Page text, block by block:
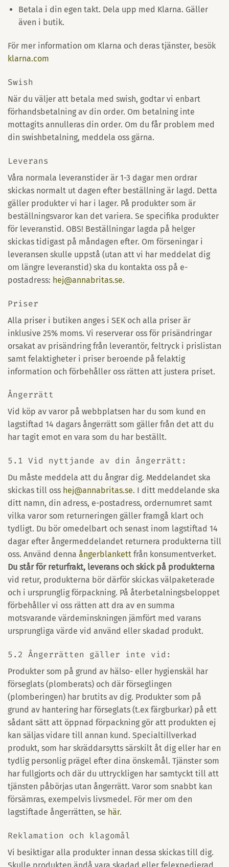
Betala i din egen takt. Dela upp med Klarna. Gäller
även i butik.
För mer information om Klarna och deras tjänster, besök
klarna.com
Swish
När du väljer att betala med swish, godtar vi enbart
förhandsbetalning av din order. Om betalning inte
mottagits annulleras din order. Om du får problem med
din swishbetalning, meddela oss gärna.
Leverans
Våra normala leveranstider är 1-3 dagar men ordrar
skickas normalt ut dagen efter beställning är lagd. Detta
gäller produkter vi har i lager. På produkter som är
beställningsvaror kan det variera. Se specifika produkter
för leveranstid. OBS! Beställningar lagda på helger
skickas tidigast på måndagen efter. Om förseningar i
leveransen skulle uppstå (utan att vi har meddelat dig
om längre leveranstid) ska du kontakta oss på e-
postadress: hej@annabritas.se.
Priser
Alla priser i butiken anges i SEK och alla priser är
inklusive 25% moms. Vi reserverar oss för prisändringar
orsakat av prisändring från leverantör, feltryck i prislistan
samt felaktigheter i priser beroende på felaktig
information och förbehåller oss rätten att justera priset.
Ångerrätt
Vid köp av varor på webbplatsen har du som kund en
lagstiftad 14 dagars ångerrätt som gäller från det att du
har tagit emot en vara som du har beställt.
5.1 Vid nyttjande av din ångerrätt:
Du måste meddela att du ångrar dig. Meddelandet ska
skickas till oss hej@annabritas.se. I ditt meddelande ska
ditt namn, din adress, e-postadress, ordernumret samt
vilka varor som returneringen gäller framgå klart och
tydligt. Du bör omedelbart och senast inom lagstiftad 14
dagar efter ångermeddelandet returnera produkterna till
oss. Använd denna ångerblankett från konsumentverket.
Du står för returfrakt, leverans och skick på produkterna
vid retur, produkterna bör därför skickas välpaketerade
och i ursprunglig förpackning. På återbetalningsbeloppet
förbehåller vi oss rätten att dra av en summa
motsvarande värdeminskningen jämfört med varans
ursprungliga värde vid använd eller skadad produkt.
5.2 Ångerrätten gäller inte vid:
Produkter som på grund av hälso- eller hygienskäl har
förseglats (plomberats) och där förseglingen
(plomberingen) har brutits av dig. Produkter som på
grund av hantering har förseglats (t.ex färgburkar) på ett
sådant sätt att öppnad förpackning gör att produkten ej
kan säljas vidare till annan kund. Specialtillverkad
produkt, som har skräddarsytts särskilt åt dig eller har en
tydlig personlig prägel efter dina önskemål. Tjänster som
har fullgjorts och där du uttryckligen har samtyckt till att
tjänsten påbörjas utan ångerrätt. Varor som snabbt kan
försämras, exempelvis livsmedel. För mer om den
lagstiftade ångerrätten, se här.
Reklamation och klagomål
Vi besiktigar alla produkter innan dessa skickas till dig.